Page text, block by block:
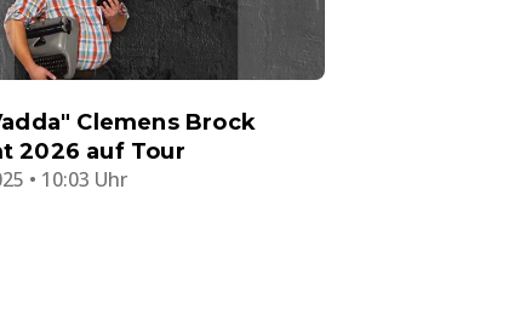
Clemens Brock
2026 auf Tour
• 10:03 Uhr